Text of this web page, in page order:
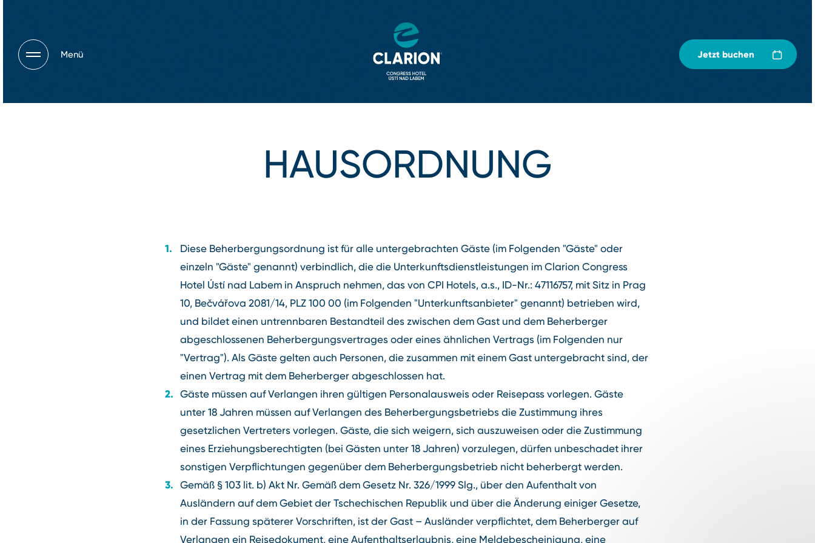
Menü Jetzt buchen
HAUSORDNUNG
Diese Beherbergungsordnung ist für alle untergebrachten Gäste (im Folgenden "Gäste" oder
einzeln "Gäste" genannt) verbindlich, die die Unterkunftsdienstleistungen im Clarion Congress
Hotel Ústí nad Labem in Anspruch nehmen, das von CPI Hotels, a.s., ID-Nr.: 47116757, mit Sitz in Prag
10, Bečvářova 2081/14, PLZ 100 00 (im Folgenden "Unterkunftsanbieter" genannt) betrieben wird,
und bildet einen untrennbaren Bestandteil des zwischen dem Gast und dem Beherberger
abgeschlossenen Beherbergungsvertrages oder eines ähnlichen Vertrags (im Folgenden nur
"Vertrag"). Als Gäste gelten auch Personen, die zusammen mit einem Gast untergebracht sind, der
einen Vertrag mit dem Beherberger abgeschlossen hat.
Gäste müssen auf Verlangen ihren gültigen Personalausweis oder Reisepass vorlegen. Gäste
unter 18 Jahren müssen auf Verlangen des Beherbergungsbetriebs die Zustimmung ihres
gesetzlichen Vertreters vorlegen. Gäste, die sich weigern, sich auszuweisen oder die Zustimmung
eines Erziehungsberechtigten (bei Gästen unter 18 Jahren) vorzulegen, dürfen unbeschadet ihrer
sonstigen Verpflichtungen gegenüber dem Beherbergungsbetrieb nicht beherbergt werden.
Gemäß § 103 lit. b) Akt Nr. Gemäß dem Gesetz Nr. 326/1999 Slg., über den Aufenthalt von
Ausländern auf dem Gebiet der Tschechischen Republik und über die Änderung einiger Gesetze,
in der Fassung späterer Vorschriften, ist der Gast – Ausländer verpflichtet, dem Beherberger auf
Verlangen ein Reisedokument, eine Aufenthaltserlaubnis, eine Meldebescheinigung, eine